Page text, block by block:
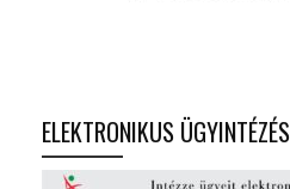
ELEKTRONIKUS ÜGYINTÉZÉS